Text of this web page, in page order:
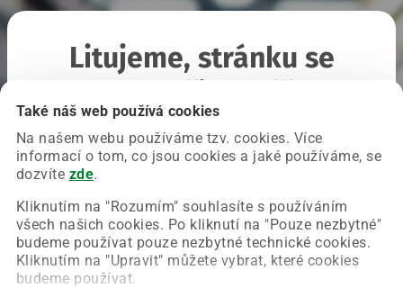
Také náš web používá cookies
Na našem webu používáme tzv. cookies. Více
informací o tom, co jsou cookies a jaké používáme, se
dozvíte zde.
Kliknutím na "Rozumím" souhlasíte s používáním
všech našich cookies. Po kliknutí na "Pouze nezbytné"
budeme používat pouze nezbytné technické cookies.
Kliknutím na "Upravit" můžete vybrat, které cookies
budeme používat.
Litujeme, stránku se
Chyba nastala na naší straně a už ji opravujeme.
Zkuste prosím znovu načíst požadovanou stránku.
Obnovit stránku Úvodní strana